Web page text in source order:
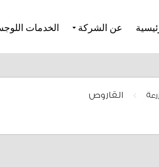
عن الشركة الخدمات
> القاروص